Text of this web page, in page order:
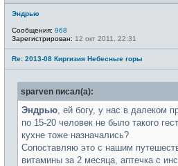
Эндрью
Сообщения: 968
Зарегистрирован: 12 окт 2011, 22:31
Re: 2013-08 Киргизия Небесные горы
sparven писал(а):
Эндрью , ей богу, у нас в далеком
по 15-20 человек не было такого
кухне тоже назначались?
Сопоставляю это с нашим
витамины за 2 месяца, аптечка с